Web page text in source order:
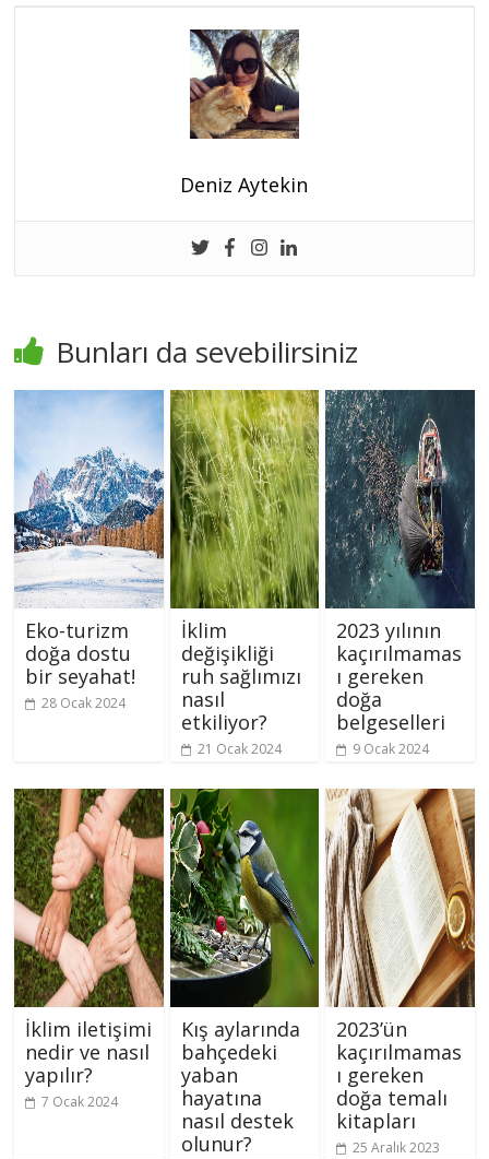
Deniz Aytekin
Bunları da sevebilirsiniz
Eko-turizm
doğa dostu
bir seyahat!
28 Ocak 2024
İklim
değişikliği
ruh sağlımızı
nasıl
etkiliyor?
21 Ocak 2024
2023 yılının
kaçırılmamas
ı gereken
doğa
belgeselleri
9 Ocak 2024
İklim iletişimi
nedir ve nasıl
yapılır?
7 Ocak 2024
Kış aylarında
bahçedeki
yaban
hayatına
nasıl destek
olunur?
2023’ün
kaçırılmamas
ı gereken
doğa temalı
kitapları
25 Aralık 2023